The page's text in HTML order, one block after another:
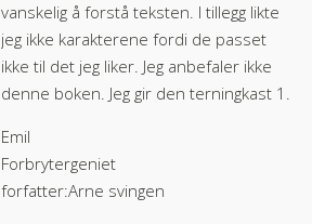
vanskelig å forstå teksten. I tillegg likte
jeg ikke karakterene fordi de passet
ikke til det jeg liker. Jeg anbefaler ikke
denne boken. Jeg gir den terningkast 1.
Emil
Forbrytergeniet
forfatter:Arne svingen